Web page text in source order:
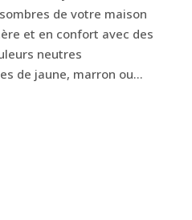
de votre maison
et en confort avec des
neutres
de jaune, marron ou...